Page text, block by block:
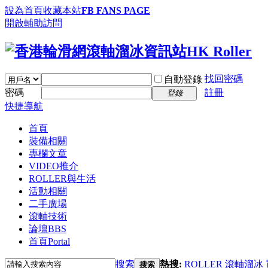
設為首頁收藏本站FB FANS PAGE
開啟輔助訪問
自動登錄 找回密碼
密碼
登錄
註冊
快捷導航
首頁
裝備相關
專欄文章
VIDEO推介
ROLLER與生活
活動相關
二手廣場
滾軸技術
論壇BBS
首頁Portal
搜索 搜索 熱搜: ROLLER 滾軸溜冰